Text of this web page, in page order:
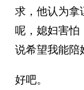
求，他认为拿
呢，媳妇害怕
说希望我能陪
好吧。